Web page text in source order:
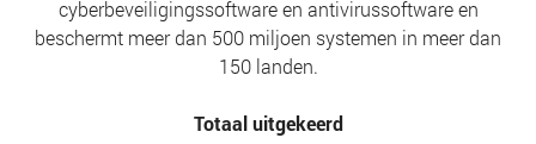
cyberbeveiligingssoftware en antivirussoftware en
beschermt meer dan 500 miljoen systemen in meer dan
150 landen.
Totaal uitgekeerd